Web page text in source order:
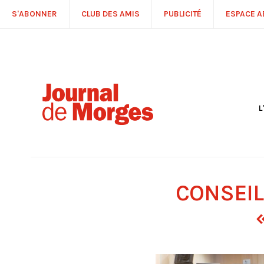
S'ABONNER CLUB DES AMIS PUBLICITÉ ESPACE